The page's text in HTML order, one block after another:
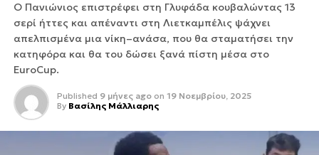
Ο Πανιώνιος επιστρέφει στη Γλυφάδα κουβαλώντας 13
σερί ήττες και απέναντι στη Λιετκαμπέλις ψάχνει
απελπισμένα μια νίκη–ανάσα, που θα σταματήσει την
κατηφόρα και θα του δώσει ξανά πίστη μέσα στο
EuroCup.
Published 9 μήνες ago on 19 Νοεμβρίου, 2025
By Βασίλης Μάλλιαρης